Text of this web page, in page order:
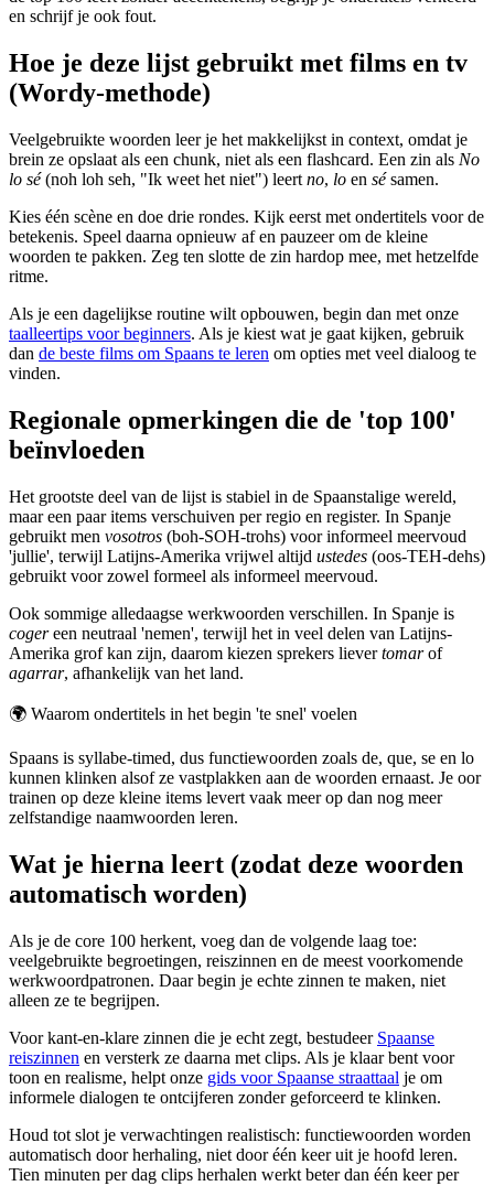
en schrijf je ook fout.
Hoe je deze lijst gebruikt met films en tv
(Wordy-methode)
Veelgebruikte woorden leer je het makkelijkst in context, omdat je
brein ze opslaat als een chunk, niet als een flashcard. Een zin als No
lo sé(noh loh seh, "Ik weet het niet") leert no, lo en sésamen.
Kies één scène en doe drie rondes. Kijk eerst met ondertitels voor de
betekenis. Speel daarna opnieuw af en pauzeer om de kleine
woorden te pakken. Zeg ten slotte de zin hardop mee, met hetzelfde
ritme.
Als je een dagelijkse routine wilt opbouwen, begin dan met onze
taalleertips voor beginners. Als je kiest wat je gaat kijken, gebruik
dan de beste films om Spaans te leren om opties met veel dialoog te
vinden.
Regionale opmerkingen die de 'top 100'
beïnvloeden
Het grootste deel van de lijst is stabiel in de Spaanstalige wereld,
maar een paar items verschuiven per regio en register. In Spanje
gebruikt men vosotros (boh-SOH-trohs) voor informeel meervoud
'jullie', terwijl Latijns-Amerika vrijwel altijd ustedes (oos-TEH-dehs)
gebruikt voor zowel formeel als informeel meervoud.
Ook sommige alledaagse werkwoorden verschillen. In Spanje is
cogereen neutraal 'nemen', terwijl het in veel delen van Latijns-
Amerika grof kan zijn, daarom kiezen sprekers lievertomarof
agarrar, afhankelijk van het land.
🌍 Waarom ondertitels in het begin 'te snel' voelen
Spaans is syllabe-timed, dus functiewoorden zoals de, que, se en lo
kunnen klinken alsof ze vastplakken aan de woorden ernaast. Je oor
trainen op deze kleine items levert vaak meer op dan nog meer
zelfstandige naamwoorden leren.
Wat je hierna leert (zodat deze woorden
automatisch worden)
Als je de core 100 herkent, voeg dan de volgende laag toe:
veelgebruikte begroetingen, reiszinnen en de meest voorkomende
werkwoordpatronen. Daar begin je echte zinnen te maken, niet
alleen ze te begrijpen.
Voor kant-en-klare zinnen die je echt zegt, bestudeer Spaanse
reiszinnen en versterk ze daarna met clips. Als je klaar bent voor
toon en realisme, helpt onze gids voor Spaanse straattaal je om
informele dialogen te ontcijferen zonder geforceerd te klinken.
Houd tot slot je verwachtingen realistisch: functiewoorden worden
automatisch door herhaling, niet door één keer uit je hoofd leren.
Tien minuten per dag clips herhalen werkt beter dan één keer per